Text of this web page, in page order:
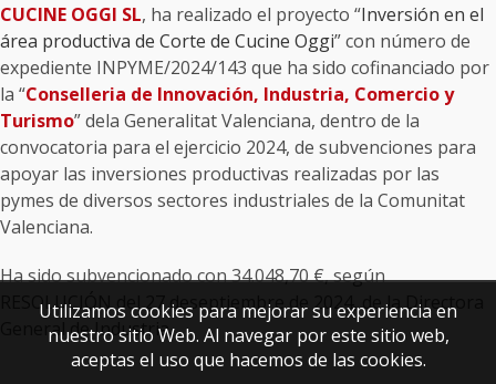
CUCINE OGGI SL, ha realizado el proyecto “Inversión en el
área productiva de Corte de Cucine Oggi” con número de
expediente INPYME/2024/143 que ha sido cofinanciado por
la “Conselleria de Innovación, Industria, Comercio y
Turismo” dela Generalitat Valenciana, dentro de la
convocatoria para el ejercicio 2024, de subvenciones para
apoyar las inversiones productivas realizadas por las
pymes de diversos sectores industriales de la Comunitat
Valenciana.
Ha sido subvencionado con 34.048,70 €, según
RESOLUCIÓN del 27 deseptiembre de 2024, de la Directora
General de Industria.
Utilizamos cookies para mejorar su experiencia en
nuestro sitio Web. Al navegar por este sitio web,
aceptas el uso que hacemos de las cookies.